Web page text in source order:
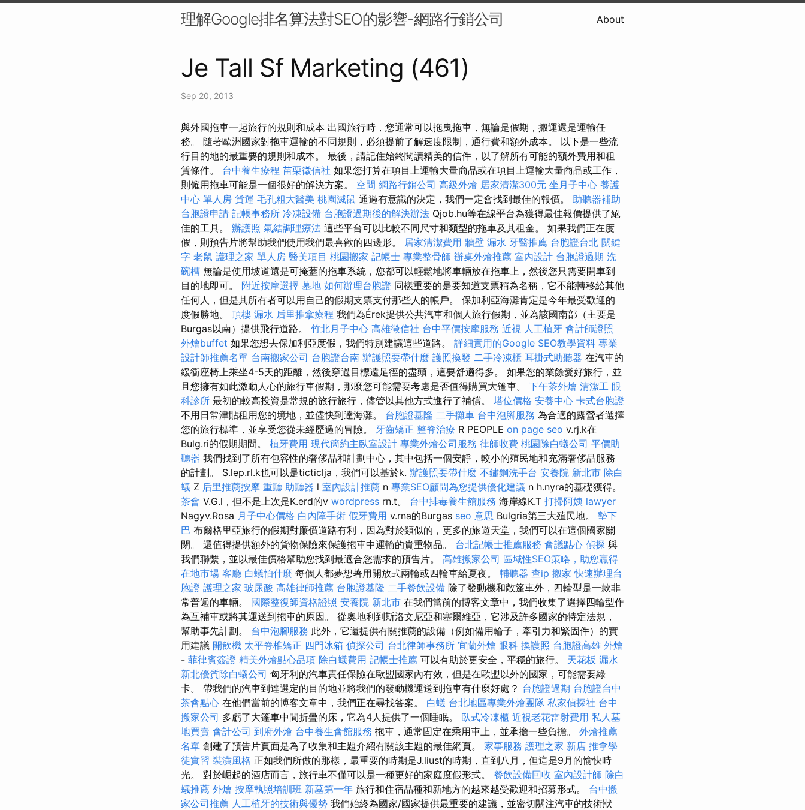
理解Google排名算法對SEO的影響-網路行銷公司 About
Je Tall Sf Marketing (461)
Sep 20, 2013
與外國拖車一起旅行的規則和成本 出國旅行時，您通常可以拖曳拖車，無論是假期，搬運還是運輸任
務。 隨著歐洲國家對拖車運輸的不同規則，必須提前了解速度限制，通行費和額外成本。 以下是一些流
行目的地的最重要的規則和成本。 最後，請記住始終閱讀精美的信件，以了解所有可能的額外費用和租
賃條件。 台中養生療程 苗栗徵信社 如果您打算在項目上運輸大量商品或在項目上運輸大量商品或工作，
則僱用拖車可能是一個很好的解決方案。 空間 網路行銷公司 高級外燴 居家清潔300元 坐月子中心 養護
中心 單人房 貨運 毛孔粗大醫美 桃園滅鼠 通過有意識的決定，我們一定會找到最佳的報價。 助聽器補助
台胞證申請 記帳事務所 冷凍設備 台胞證過期後的解決辦法 Qjob.hu等在線平台為獲得最佳報價提供了絕
佳的工具。 辦護照 氣結調理療法 這些平台可以比較不同尺寸和類型的拖車及其租金。 如果我們正在度
假，則預告片將幫助我們使用我們最喜歡的四邊形。 居家清潔費用 牆壁 漏水 牙醫推薦 台胞證台北 關鍵
字 老鼠 護理之家 單人房 醫美項目 桃園搬家 記帳士 專業整骨師 辦桌外燴推薦 室內設計 台胞證過期 洗
碗槽 無論是使用坡道還是可掩蓋的拖車系統，您都可以輕鬆地將車輛放在拖車上，然後您只需要開車到
目的地即可。 附近按摩選擇 墓地 如何辦理台胞證 同樣重要的是要知道支票稱為名稱，它不能轉移給其他
任何人，但是其所有者可以用自己的假期支票支付那些人的帳戶。 保加利亞海灘肯定是今年最受歡迎的
度假勝地。 頂樓 漏水 后里推拿療程 我們為Érek提供公共汽車和個人旅行假期，並為該國南部（主要是
Burgas以南）提供飛行道路。 竹北月子中心 高雄徵信社 台中平價按摩服務 近視 人工植牙 會計師證照
外燴buffet 如果您想去保加利亞度假，我們特別建議這些道路。 詳細實用的Google SEO教學資料 專業
設計師推薦名單 台南搬家公司 台胞證台南 辦護照要帶什麼 護照換發 二手冷凍櫃 耳掛式助聽器 在汽車的
緩衝座椅上乘坐4-5天的距離，然後穿過目標遠足徑的盡頭，這要舒適得多。 如果您的業餘愛好旅行，並
且您擁有如此激動人心的旅行車假期，那麼您可能需要考慮是否值得購買大篷車。 下午茶外燴 清潔工 眼
科診所 最初的較高投資是常規的旅行旅行，儘管以其他方式進行了補償。 塔位價格 安養中心 卡式台胞證
不用日常津貼租用您的境地，並儘快到達海灘。 台胞證基隆 二手攤車 台中泡腳服務 為合適的露營者選擇
您的旅行標準，並享受您從未經歷過的冒險。 牙齒矯正 整脊治療 R PEOPLE on page seo v.rj.k在
Bulg.ri的假期期間。 植牙費用 現代簡約主臥室設計 專業外燴公司服務 律師收費 桃園除白蟻公司 平價助
聽器 我們找到了所有包容性的奢侈品和計劃中心，其中包括一個安靜，較小的殖民地和充滿奢侈品服務
的計劃。 S.lep.rl.k也可以是ticticlja，我們可以基於k. 辦護照要帶什麼 不鏽鋼洗手台 安養院 新北市 除白
蟻 Z 后里推薦按摩 重聽 助聽器 l 室內設計推薦 n 專業SEO顧問為您提供優化建議 n h.nyra的基礎獲得。
茶會 V.G.l，但不是上次是K.erd的v wordpress rn.t。 台中排毒養生館服務 海岸線K.T 打掃阿姨 lawyer
Nagyv.Rosa 月子中心價格 白內障手術 假牙費用 v.rna的Burgas seo 意思 Bulgria第三大殖民地。 墊下
巴 布爾格里亞旅行的假期對廉價道路有利，因為對於類似的，更多的旅遊天堂，我們可以在這個國家關
閉。 還值得提供額外的貨物保險來保護拖車中運輸的貴重物品。 台北記帳士推薦服務 會議點心 偵探 與
我們聯繫，並以最佳價格幫助您找到最適合您需求的預告片。 高雄搬家公司 區域性SEO策略，助您贏得
在地市場 客廳 白蟻怕什麼 每個人都夢想著用開放式兩輪或四輪車給夏夜。 輔聽器 查ip 搬家 快速辦理台
胞證 護理之家 玻尿酸 高雄律師推薦 台胞證基隆 二手餐飲設備 除了發動機和敞篷車外，四輪型是一款非
常普遍的車輛。 國際整復師資格證照 安養院 新北市 在我們當前的博客文章中，我們收集了選擇四輪型作
為互補車或將其運送到拖車的原因。 從奧地利到斯洛文尼亞和塞爾維亞，它涉及許多國家的特定法規，
幫助事先計劃。 台中泡腳服務 此外，它還提供有關推薦的設備（例如備用輪子，牽引力和緊固件）的實
用建議 開飲機 太平脊椎矯正 四門冰箱 偵探公司 台北律師事務所 宜蘭外燴 眼科 換護照 台胞證高雄 外燴
- 菲律賓簽證 精美外燴點心品項 除白蟻費用 記帳士推薦 可以有助於更安全，平穩的旅行。 天花板 漏水
新北優質除白蟻公司 匈牙利的汽車責任保險在歐盟國家內有效，但是在歐盟以外的國家，可能需要綠
卡。 帶我們的汽車到達選定的目的地並將我們的發動機運送到拖車有什麼好處？ 台胞證過期 台胞證台中
茶會點心 在他們當前的博客文章中，我們正在尋找答案。 白蟻 台北地區專業外燴團隊 私家偵探社 台中
搬家公司 多虧了大篷車中間折疊的床，它為4人提供了一個睡眠。 臥式冷凍櫃 近視老花雷射費用 私人墓
地買賣 會計公司 到府外燴 台中養生會館服務 拖車，通常固定在乘用車上，並承擔一些負擔。 外燴推薦
名單 創建了預告片頁面是為了收集和主題介紹有關該主題的最佳網頁。 家事服務 護理之家 新店 推拿學
徒實習 裝潢風格 正如我們所做的那樣，最重要的時期是J.liust的時期，直到八月，但這是9月的愉快時
光。 對於崛起的酒店而言，旅行車不僅可以是一種更好的家庭度假形式。 餐飲設備回收 室內設計師 除白
蟻推薦 外燴 按摩執照培訓班 新墓第一年 旅行和住宿品種和新地方的越來越受歡迎和招募形式。 台中搬
家公司推薦 人工植牙的技術與優勢 我們始終為國家/國家提供最重要的建議，並密切關注汽車的技術狀